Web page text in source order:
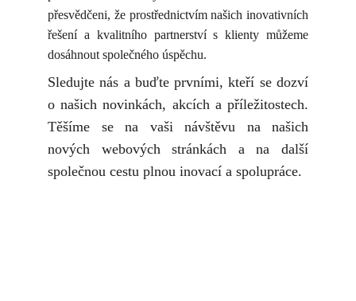
přesvědčeni, že prostřednictvím našich inovativních
řešení a kvalitního partnerství s klienty můžeme
dosáhnout společného úspěchu.
Sledujte nás a buďte prvními, kteří se dozví
o našich novinkách, akcích a příležitostech.
Těšíme se na vaši návštěvu na našich
nových webových stránkách a na další
společnou cestu plnou inovací a spolupráce.